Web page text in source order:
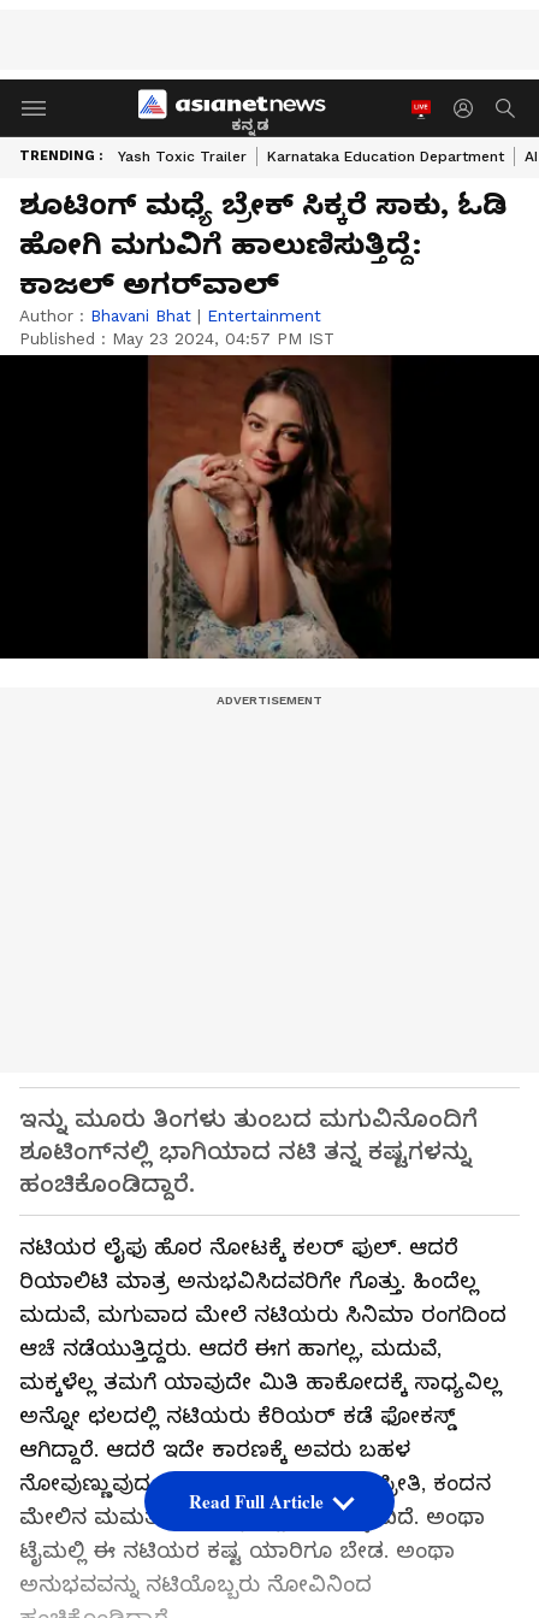
ಕನ್ನಡ
TRENDING : Yash Toxic Trailer Karnataka Education Department
ಶೂಟಿಂಗ್ ಮಧ್ಯೆ ಬ್ರೇಕ್ ಸಿಕ್ಕರೆ ಸಾಕು, ಓಡಿ
ಹೋಗಿ ಮಗುವಿಗೆ ಹಾಲುಣಿಸುತ್ತಿದ್ದೆ:
ಕಾಜಲ್ ಅಗರ್‌ವಾಲ್
Author : Bhavani Bhat | Entertainment
Published : May 23 2024, 04:57 PM IST
ಇನ್ನು ಮೂರು ತಿಂಗಳು ತುಂಬದ ಮಗುವಿನೊಂದಿಗೆ
ಶೂಟಿಂಗ್‌ನಲ್ಲಿ ಭಾಗಿಯಾದ ನಟಿ ತನ್ನ ಕಷ್ಟಗಳನ್ನು
ಹಂಚಿಕೊಂಡಿದ್ದಾರೆ.
ನಟಿಯರ ಲೈಫು ಹೊರ ನೋಟಕ್ಕೆ ಕಲರ್ ಫುಲ್. ಆದರೆ
ರಿಯಾಲಿಟಿ ಮಾತ್ರ ಅನುಭವಿಸಿದವರಿಗೇ ಗೊತ್ತು. ಹಿಂದೆಲ್ಲ
ಮದುವೆ, ಮಗುವಾದ ಮೇಲೆ ನಟಿಯರು ಸಿನಿಮಾ ರಂಗದಿಂದ
ಆಚೆ ನಡೆಯುತ್ತಿದ್ದರು. ಆದರೆ ಈಗ ಹಾಗಲ್ಲ, ಮದುವೆ,
ಮಕ್ಕಳೆಲ್ಲ ತಮಗೆ ಯಾವುದೇ ಮಿತಿ ಹಾಕೋದಕ್ಕೆ ಸಾಧ್ಯವಿಲ್ಲ
ಅನ್ನೋ ಛಲದಲ್ಲಿ ನಟಿಯರು ಕೆರಿಯರ್‌ ಕಡೆ ಫೋಕಸ್ಡ್
ಆಗಿದ್ದಾರೆ. ಆದರೆ ಇದೇ ಕಾರಣಕ್ಕೆ ಅವರು ಬಹಳ
ನೋವುಣ್ಣುವುದೂ ಇದೆ. ಕೆರಿಯರ್ ಮೇಲಿನ ಪ್ರೀತಿ, ಕಂದನ
ಮೇಲಿನ ಮಮತೆ ಅವರನ್ನು ಇಬ್ಬಂದಿ ತಳ್ಳೋದಿದೆ. ಅಂಥಾ
ಟೈಮಲ್ಲಿ ಈ ನಟಿಯರ ಕಷ್ಟ ಯಾರಿಗೂ ಬೇಡ. ಅಂಥಾ
ಅನುಭವವನ್ನು ನಟಿಯೊಬ್ಬರು ನೋವಿನಿಂದ
Read Full Article